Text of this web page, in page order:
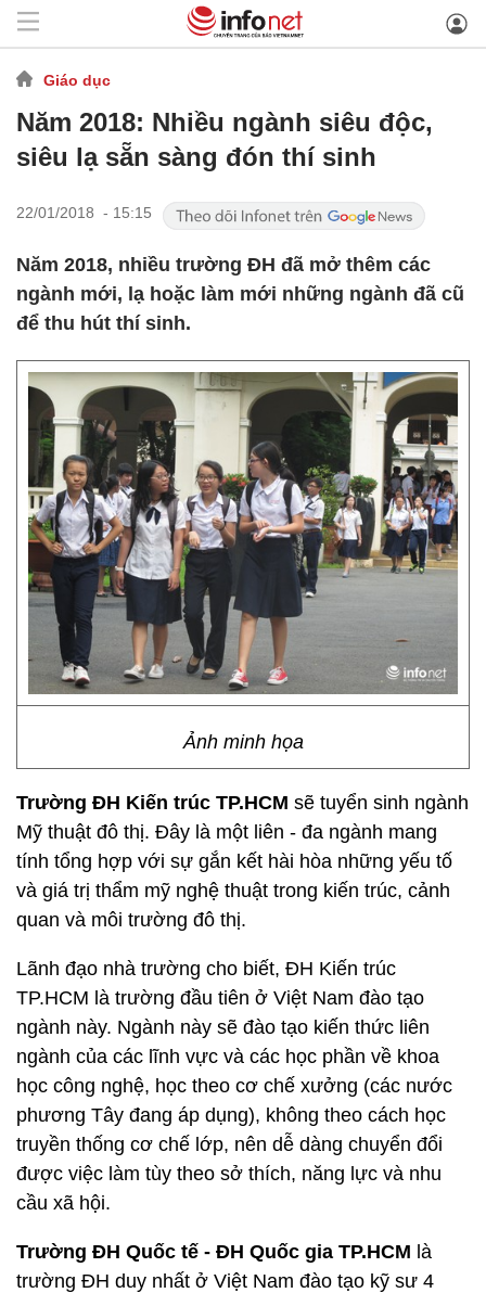
Giáo dục
Năm 2018: Nhiều ngành siêu độc,
siêu lạ sẵn sàng đón thí sinh
22/01/2018 - 15:15
Năm 2018, nhiều trường ĐH đã mở thêm các
ngành mới, lạ hoặc làm mới những ngành đã cũ
để thu hút thí sinh.
Ảnh minh họa
Trường ĐH Kiến trúc TP.HCM sẽ tuyển sinh ngành
Mỹ thuật đô thị. Đây là một liên - đa ngành mang
tính tổng hợp với sự gắn kết hài hòa những yếu tố
và giá trị thẩm mỹ nghệ thuật trong kiến trúc, cảnh
quan và môi trường đô thị.
Lãnh đạo nhà trường cho biết, ĐH Kiến trúc
TP.HCM là trường đầu tiên ở Việt Nam đào tạo
ngành này. Ngành này sẽ đào tạo kiến thức liên
ngành của các lĩnh vực và các học phần về khoa
học công nghệ, học theo cơ chế xưởng (các nước
phương Tây đang áp dụng), không theo cách học
truyền thống cơ chế lớp, nên dễ dàng chuyển đổi
được việc làm tùy theo sở thích, năng lực và nhu
cầu xã hội.
Trường ĐH Quốc tế - ĐH Quốc gia TP.HCM là
trường ĐH duy nhất ở Việt Nam đào tạo kỹ sư 4